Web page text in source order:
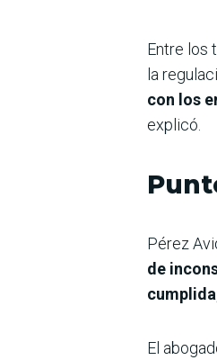
Entre los
la
con los
explicó.
Pérez
de
El